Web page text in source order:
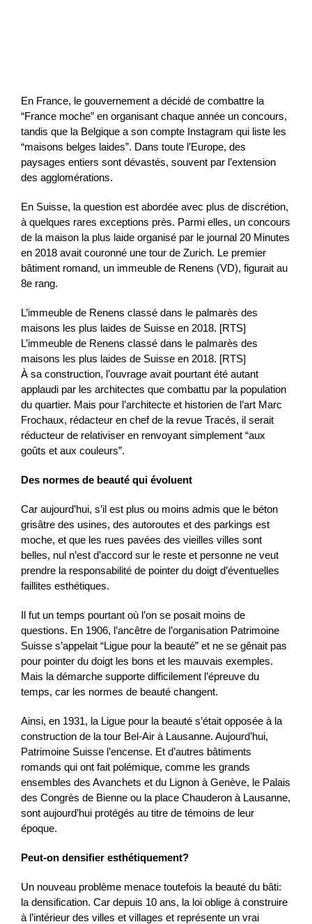
En France, le gouvernement a décidé de combattre la
“France moche” en organisant chaque année un concours,
tandis que la Belgique a son compte Instagram qui liste les
“maisons belges laides”. Dans toute l’Europe, des
paysages entiers sont dévastés, souvent par l’extension
des agglomérations.
En Suisse, la question est abordée avec plus de discrétion,
à quelques rares exceptions près. Parmi elles, un concours
de la maison la plus laide organisé par le journal 20 Minutes
en 2018 avait couronné une tour de Zurich. Le premier
bâtiment romand, un immeuble de Renens (VD), figurait au
8e rang.
L’immeuble de Renens classé dans le palmarès des
maisons les plus laides de Suisse en 2018. [RTS]
L’immeuble de Renens classé dans le palmarès des
maisons les plus laides de Suisse en 2018. [RTS]
À sa construction, l’ouvrage avait pourtant été autant
applaudi par les architectes que combattu par la population
du quartier. Mais pour l’architecte et historien de l’art Marc
Frochaux, rédacteur en chef de la revue Tracés, il serait
réducteur de relativiser en renvoyant simplement “aux
goûts et aux couleurs”.
Des normes de beauté qui évoluent
Car aujourd’hui, s’il est plus ou moins admis que le béton
grisâtre des usines, des autoroutes et des parkings est
moche, et que les rues pavées des vieilles villes sont
belles, nul n’est d’accord sur le reste et personne ne veut
prendre la responsabilité de pointer du doigt d’éventuelles
faillites esthétiques.
Il fut un temps pourtant où l’on se posait moins de
questions. En 1906, l’ancêtre de l’organisation Patrimoine
Suisse s’appelait “Ligue pour la beauté” et ne se gênait pas
pour pointer du doigt les bons et les mauvais exemples.
Mais la démarche supporte difficilement l’épreuve du
temps, car les normes de beauté changent.
Ainsi, en 1931, la Ligue pour la beauté s’était opposée à la
construction de la tour Bel-Air à Lausanne. Aujourd’hui,
Patrimoine Suisse l’encense. Et d’autres bâtiments
romands qui ont fait polémique, comme les grands
ensembles des Avanchets et du Lignon à Genève, le Palais
des Congrès de Bienne ou la place Chauderon à Lausanne,
sont aujourd’hui protégés au titre de témoins de leur
époque.
Peut-on densifier esthétiquement?
Un nouveau problème menace toutefois la beauté du bâti:
la densification. Car depuis 10 ans, la loi oblige à construire
à l’intérieur des villes et villages et représente un vrai